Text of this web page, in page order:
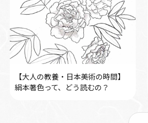
【大人の教養・日本美術の時間】
絹本著色って、どう読むの？